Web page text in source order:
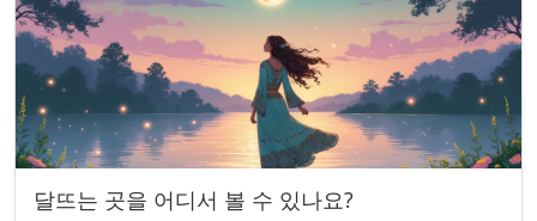
달뜨는 곳을 어디서 볼 수 있나요?